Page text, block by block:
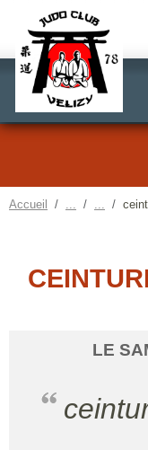
Accueil
LE
Panneau de gestion